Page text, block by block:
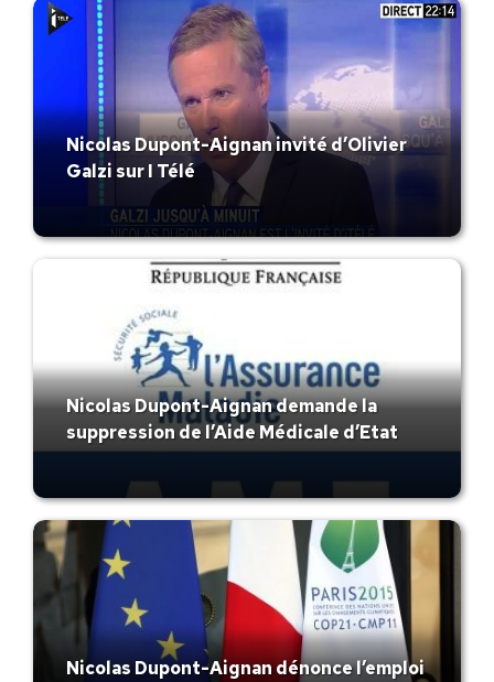
Nicolas Dupont-Aignan invité d’Olivier
Galzi sur I Télé
Nicolas Dupont-Aignan demande la
suppression de l’Aide Médicale d’Etat
Nicolas Dupont-Aignan dénonce l’emploi